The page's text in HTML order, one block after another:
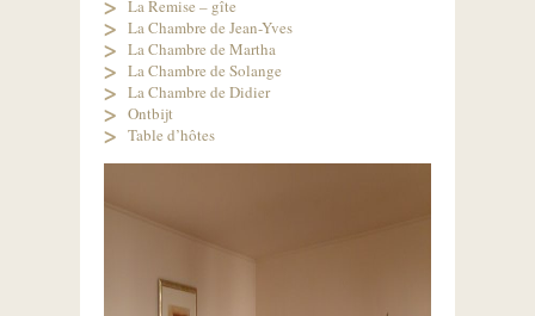
La Remise – gîte
La Chambre de Jean-Yves
La Chambre de Martha
La Chambre de Solange
La Chambre de Didier
Ontbijt
Table d’hôtes